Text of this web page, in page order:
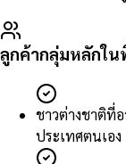
ลูกค้ากลุ่มหลักใ
ชาวต่างชาติที่
ประเทศตนเอง